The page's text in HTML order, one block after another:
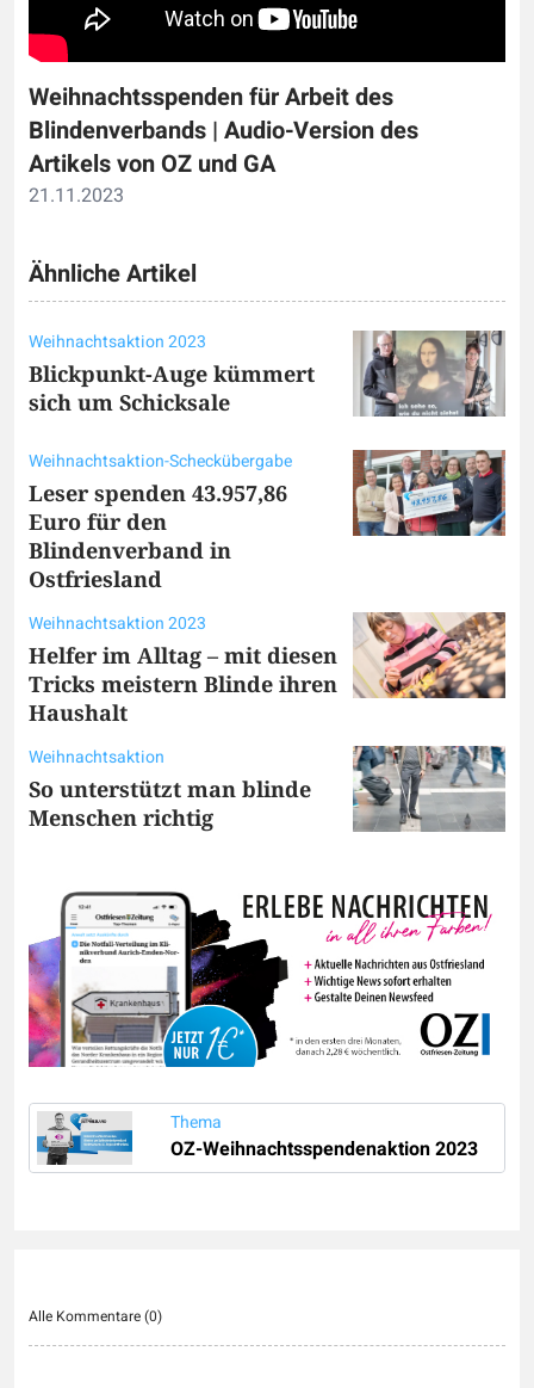
Weihnachtsspenden für Arbeit des
Blindenverbands | Audio-Version des
Artikels von OZ und GA
21.11.2023
Ähnliche Artikel
Weihnachtsaktion 2023
Blickpunkt-Auge kümmert
sich um Schicksale
Weihnachtsaktion-Scheckübergabe
Leser spenden 43.957,86
Euro für den
Blindenverband in
Ostfriesland
Weihnachtsaktion 2023
Helfer im Alltag – mit diesen
Tricks meistern Blinde ihren
Haushalt
Weihnachtsaktion
So unterstützt man blinde
Menschen richtig
Thema
OZ-Weihnachtsspendenaktion 2023
Alle Kommentare (0)